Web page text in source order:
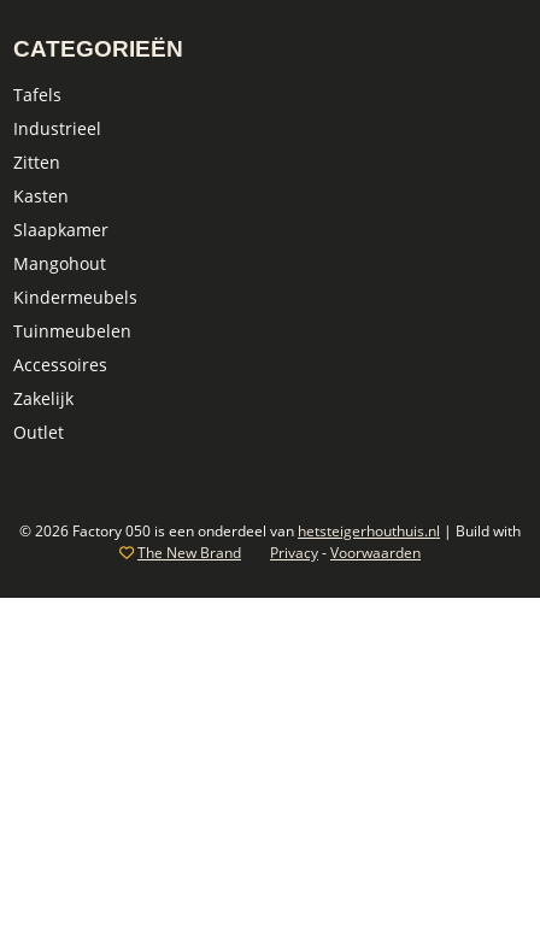
CATEGORIEËN
Tafels
Industrieel
Zitten
Kasten
Slaapkamer
Mangohout
Kindermeubels
Tuinmeubelen
Accessoires
Zakelijk
Outlet
© 2026 Factory 050 is een onderdeel van hetsteigerhouthuis.nl | Build with
The New Brand
Privacy-Voorwaarden